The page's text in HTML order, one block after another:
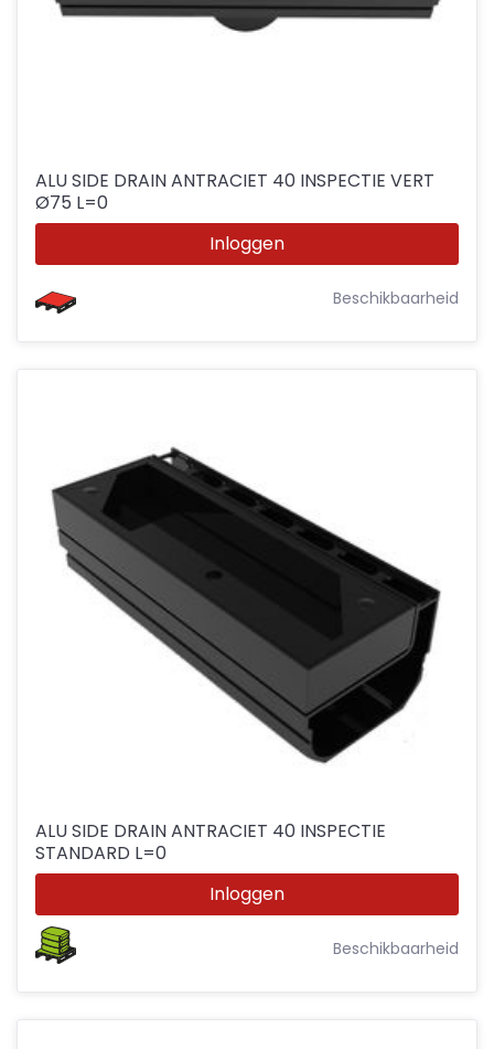
ALU SIDE DRAIN ANTRACIET 40 INSPECTIE VERT
Ø75 L=0
Inloggen
Beschikbaarheid
ALU SIDE DRAIN ANTRACIET 40 INSPECTIE
STANDARD L=0
Inloggen
Beschikbaarheid